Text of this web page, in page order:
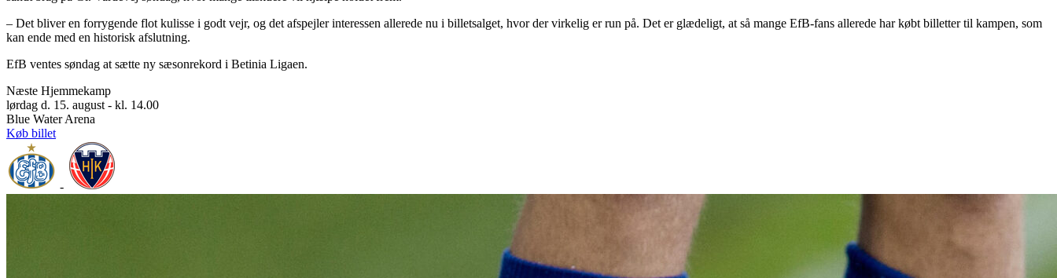
– Det bliver en forrygende flot kulisse i godt vejr, og det afspejler interessen allerede nu i billetsalget, hvor der virkelig er run på. Det er glædeligt, at så mange EfB-fans allerede har købt billetter til kampen, som
kan ende med en historisk afslutning.
EfB ventes søndag at sætte ny sæsonrekord i Betinia Ligaen.
Næste Hjemmekamp
lørdag d. 15. august - kl. 14.00
Blue Water Arena
Køb billet
-